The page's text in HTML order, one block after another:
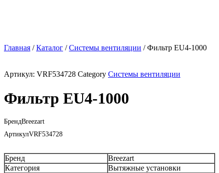
Главная /Каталог /Системы вентиляции / Фильтр EU4-1000
Артикул: VRF534728 Category Системы вентиляции
Фильтр EU4-1000
БрендBreezart
АртикулVRF534728
Бренд
Breezart
Категория
Вытяжные установки